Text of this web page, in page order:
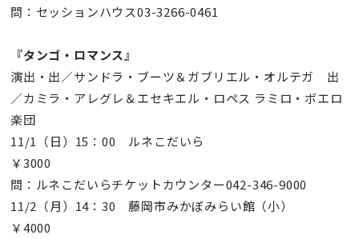
問：セッションハウス03-3266-0461
『タンゴ・ロマンス』
演出・出／サンドラ・ブーツ＆ガブリエル・オルテガ 出
／カミラ・アレグレ＆エセキエル・ロペス ラミロ・ボエロ
楽団
11/1（日）15：00 ルネこだいら
￥3000
問：ルネこだいらチケットカウンター042-346-9000
11/2（月）14：30 藤岡市みかぼみらい館（小）
￥4000